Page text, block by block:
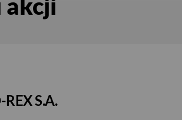
akcji
S.A.